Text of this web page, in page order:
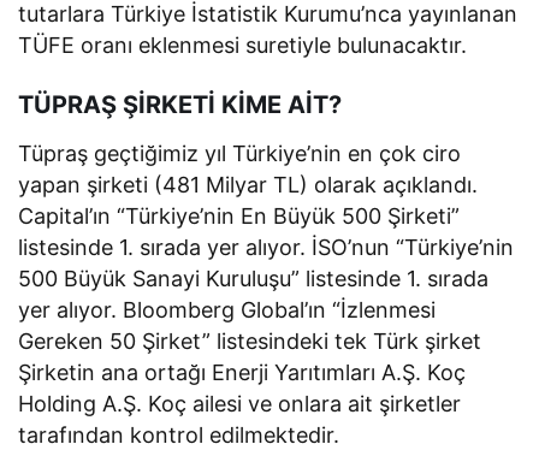
tutarlara Türkiye İstatistik Kurumu’nca yayınlanan
TÜFE oranı eklenmesi suretiyle bulunacaktır.
TÜPRAŞ ŞİRKETİ KİME AİT?
Tüpraş geçtiğimiz yıl Türkiye’nin en çok ciro
yapan şirketi (481 Milyar TL) olarak açıklandı.
Capital’ın “Türkiye’nin En Büyük 500 Şirketi”
listesinde 1. sırada yer alıyor. İSO’nun “Türkiye’nin
500 Büyük Sanayi Kuruluşu” listesinde 1. sırada
yer alıyor. Bloomberg Global’ın “İzlenmesi
Gereken 50 Şirket” listesindeki tek Türk şirket
Şirketin ana ortağı Enerji Yarıtımları A.Ş. Koç
Holding A.Ş. Koç ailesi ve onlara ait şirketler
tarafından kontrol edilmektedir.